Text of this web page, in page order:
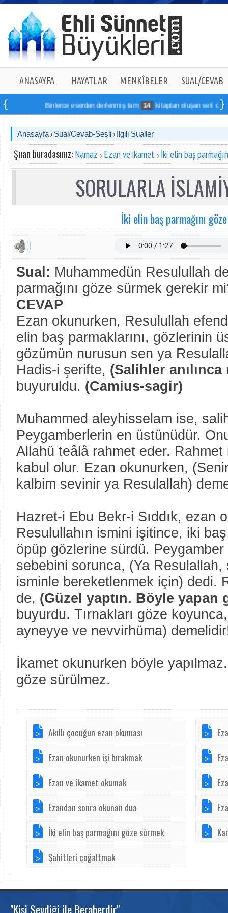
ANASAYFA HAYATLAR MENKÎBELER SUAL/CEVAB
Binlerce eserden derlenmiş tam 14 kitaptan oluşan seti online
Anasayfa Sual/Cevab-Sesli İlgili Sualler
Şuan buradasınız: Namaz Ezan ve ikamet İki elin baş
SORULARLA
İki elin baş parmağını
Sual: Muhammedün Resulullah
parmağını göze sürmek gerekir
CEVAP
Ezan okunurken, Resulullah
elin baş parmaklarını, gözlerinin
gözümün nurusun sen ya
Hadis-i şerifte, (Salihler
buyuruldu. (Camius-sagir)
Muhammed aleyhisselam ise,
Peygamberlerin en üstünüdür.
Allahü teâlâ rahmet eder. Rahmet
kabul olur. Ezan okunurken,
kalbim sevinir ya Resulallah)
Hazret-i Ebu Bekr-i Sıddık, ezan
Resulullahın ismini işitince, iki baş
öpüp gözlerine sürdü.
sebebini sorunca, (Ya Resulallah,
isminle bereketlenmek için) dedi.
de, (Güzel yaptın. Böyle yapan
buyurdu. Tırnakları göze
ayneyye ve nevvirhüma)
İkamet okunurken böyle
göze sürülmez.
Akıllı çocuğun ezan okuması
Ezan okunurken işi bırakmak
Ezan ve ikamet okumak
Ezandan sonra okunan dua
İki elin baş parmağını göze sürmek
Şahitleri çoğaltmak
"Kişi Sevdiği ile Beraberdir"